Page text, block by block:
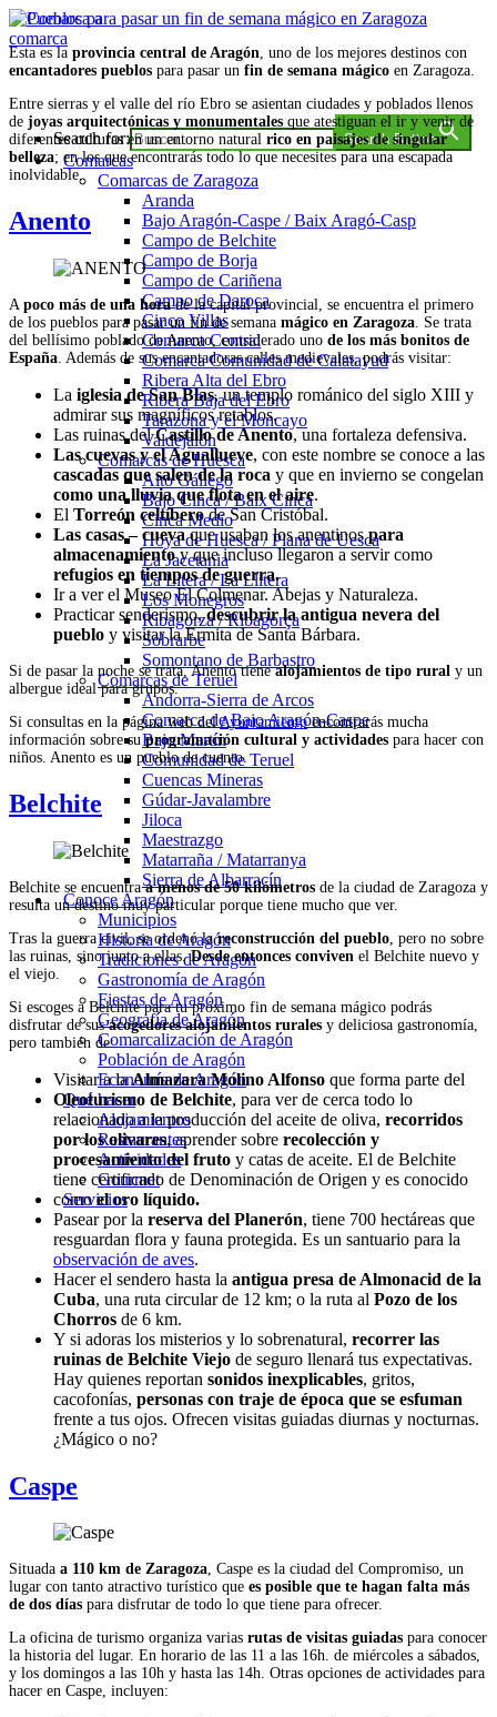
Saltar
al
contenido
Comarca a comarca
Search for: Search Button
Comarcas
Comarcas de Zaragoza
Aranda
Bajo Aragón-Caspe / Baix Aragó-Casp
Campo de Belchite
Campo de Borja
Campo de Cariñena
Campo de Daroca
Cinco Villas
Comarca Central
Comarca Comunidad de Calatayud
Ribera Alta del Ebro
Ribera Baja del Ebro
Tarazona y el Moncayo
Valdejalón
Comarcas de Huesca
Alto Gállego
Bajo Cinca / Baix Cinca
Cinca Medio
Hoya de Huesca / Plana de Uesca
La Jacetania
La Litera / La Llitera
Los Monegros
Ribagorza / Ribagorça
Sobrarbe
Somontano de Barbastro
Comarcas de Teruel
Andorra-Sierra de Arcos
Comarca de Bajo Aragón-Caspe
Bajo Martín
Comunidad de Teruel
Cuencas Mineras
Gúdar-Javalambre
Jiloca
Maestrazgo
Matarraña / Matarranya
Sierra de Albarracín
Conoce Aragón
Municipios
Historia de Aragón
Tradiciones de Aragón
Gastronomía de Aragón
Fiestas de Aragón
Geografía de Aragón
Comarcalización de Aragón
Población de Aragón
Economía de Aragón
Qué hacer
Alojamientos
Restaurantes
Actividades
Gourmet
Servicios
Esta es la provincia central de Aragón, uno de los mejores destinos con
encantadores pueblos para pasar un fin de semana mágico en Zaragoza.
Entre sierras y el valle del río Ebro se asientan ciudades y poblados llenos
de joyas arquitectónicas y monumentales que atestiguan el ir y venir de
diferentes culturas en un entorno natural rico en paisajes de singular
belleza; en los que encontrarás todo lo que necesites para una escapada
inolvidable.
Anento
A poco más de una horade la capital provincial, se encuentra el primero
de los pueblos para pasar un fin de semana mágico en Zaragoza . Se trata
del bellísimo poblado de Anento, considerado uno de los más bonitos de
España . Además de sus encantadoras calles medievales, podrás visitar:
La iglesia de San Blas, un templo románico del siglo XIII y
admirar sus magníficos retablos.
Las ruinas delCastillo de Anento, una fortaleza defensiva.
Las cuevas y el Aguallueve, con este nombre se conoce a las
cascadas que salen de la roca y que en invierno se congelan
como una lluvia que flota en el aire.
El Torreón celtíberode San Cristóbal.
Las casas – cuevaque usaban los anentinospara
almacenamientoy que incluso llegaron a servir como
refugios en tiempos de guerra.
Ir a ver el Museo El Colmenar. Abejas y Naturaleza.
Practicar senderismo,descubrir la antigua nevera del
pueblo y visitar la Ermita de Santa Bárbara.
Si de pasar la noche se trata, Anento tienealojamientos de tipo rural y un
albergue ideal para grupos.
Si consultas en la página web delAyuntamientoencontrarás mucha
información sobre suprogramación cultural y actividades para hacer con
niños. Anento es un pueblo de cuento.
Belchite
Belchite se encuentraa menos de 50 kilómetros de la ciudad de Zaragoza y
resulta un destino muy particular porque tiene mucho que ver.
Tras la guerra civil, se ordenó lareconstrucción del pueblo , pero no sobre
las ruinas, sino junto a ellas.Desde entonces conviven el Belchite nuevo y
el viejo.
Si escoges a Belchite para tu próximo fin de semana mágico podrás
disfrutar de susacogedores alojamientos rurales y deliciosa gastronomía,
pero también de:
Visitar a laAlmazara Molino Alfonso que forma parte del
Oleoturismo de Belchite, para ver de cerca todo lo
relacionado a la producción del aceite de oliva, recorridos
por los olivares, aprender sobre recolección y
procesamiento del fruto y catas de aceite. El de Belchite
tiene certificado de Denominación de Origen y es conocido
comoel oro líquido.
Pasear por la reserva del Planerón, tiene 700 hectáreas que
resguardan flora y fauna protegida. Es un santuario para la
observación de aves.
Hacer el sendero hasta la antigua presa de Almonacid de la
Cuba, una ruta circular de 12 km; o la ruta al Pozo de los
Chorros de 6 km.
Y si adoras los misterios y lo sobrenatural, recorrer las
ruinas de Belchite Viejo de seguro llenará tus expectativas.
Hay quienes reportan sonidos inexplicables, gritos,
cacofonías, personas con traje de época que se esfuman
frente a tus ojos. Ofrecen visitas guiadas diurnas y nocturnas.
¿Mágico o no?
Caspe
Situada a 110 km de Zaragoza, Caspe es la ciudad del Compromiso, un
lugar con tanto atractivo turístico que es posible que te hagan falta más
de dos días para disfrutar de todo lo que tiene para ofrecer.
La oficina de turismo organiza varias rutas de visitas guiadas para conocer
la historia del lugar. En horario de las 11 a las 16h. de miércoles a sábados,
y los domingos a las 10h y hasta las 14h. Otras opciones de actividades para
hacer en Caspe, incluyen: